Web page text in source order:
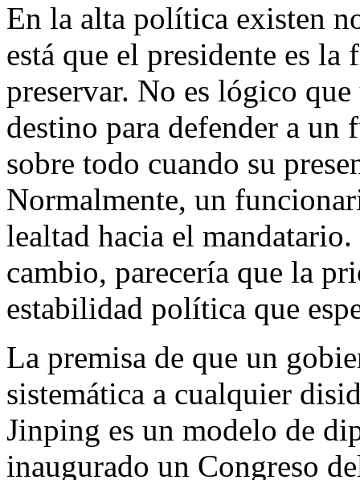
En la alta política existen
está que el presidente es la
preservar. No es lógico
destino para defender a
sobre todo cuando su
Normalmente, un
lealtad hacia el
cambio, parecería que la
estabilidad política que
La premisa de que un
sistemática a cualquier
Jinping es un modelo de
inaugurado un Congreso